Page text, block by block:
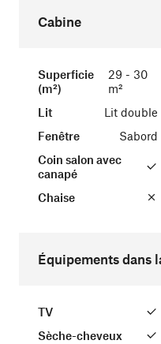
Cabine
Superficie
(m²)
29 - 30
m²
Lit
Lit double
Fenêtre
Sabord
Coin salon avec
canapé
Chaise
Équipements dans
TV
Sèche-cheveux